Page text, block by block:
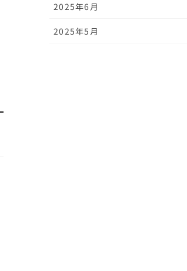
2025年6月
2025年5月